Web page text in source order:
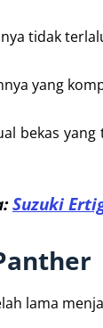
tidak
yang
bekas
Suzuki
lama